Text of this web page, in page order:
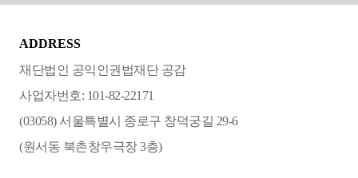
ADDRESS
재단법인 공익인권법재단 공감
사업자번호: 101-82-22171
(03058) 서울특별시 종로구 창덕궁길 29-6
(원서동 북촌창우극장 3층)